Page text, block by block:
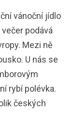
vánoční jídlo
podává
Mezi ně
U nás se
rybí polévka.
českých